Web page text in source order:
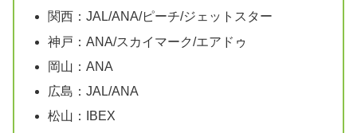
関西：JAL/ANA/ピーチ/ジェットスター
神戸：ANA/スカイマーク/エアドゥ
岡山：ANA
広島：JAL/ANA
松山：IBEX